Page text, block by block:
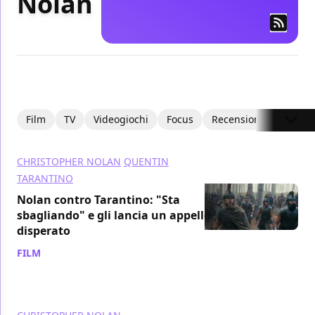
Film TV Videogiochi Focus Recensioni
CHRISTOPHER NOLAN QUENTIN
TARANTINO
Nolan contro Tarantino: "Sta
sbagliando" e gli lancia un appello
disperato
FILM